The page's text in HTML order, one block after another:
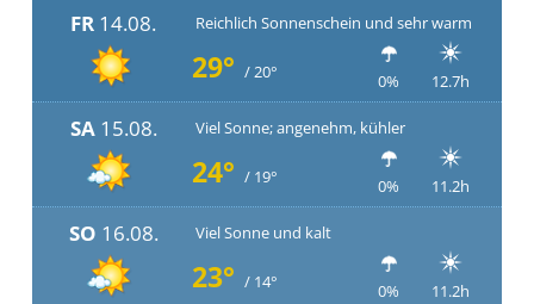
FR 14.08. Reichlich Sonnenschein und sehr warm
29° / 20° 0% 12.7h
SA15.08. Viel Sonne; angenehm, kühler
24° / 19° 0% 11.2h
SO 16.08. Viel Sonne und kalt
23° / 14° 0% 11.2h